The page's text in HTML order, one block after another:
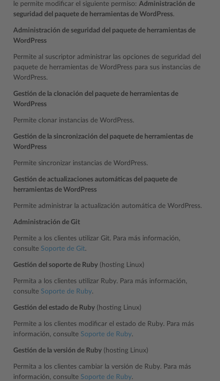
le permite modificar el siguiente permiso: Administración de
seguridad del paquete de herramientas de WordPress.
Administración de seguridad del paquete de herramientas de
WordPress
Permite al suscriptor administrar las opciones de seguridad del
paquete de herramientas de WordPress para sus instancias de
WordPress.
Gestión de la clonación del paquete de herramientas de
WordPress
Permite clonar instancias de WordPress.
Gestión de la sincronización del paquete de herramientas de
WordPress
Permite sincronizar instancias de WordPress.
Gestión de actualizaciones automáticas del paquete de
herramientas de WordPress
Permite administrar la actualización automática de WordPress.
Administración de Git
Permite a los clientes utilizar Git. Para más información,
consulte Soporte de Git.
Gestión del soporte de Ruby (hosting Linux)
Permita a los clientes utilizar Ruby. Para más información,
consulte Soporte de Ruby.
Gestión del estado de Ruby (hosting Linux)
Permite a los clientes modificar el estado de Ruby. Para más
información, consulte Soporte de Ruby.
Gestión de la versión de Ruby (hosting Linux)
Permita a los clientes cambiar la versión de Ruby. Para más
información, consulte Soporte de Ruby.